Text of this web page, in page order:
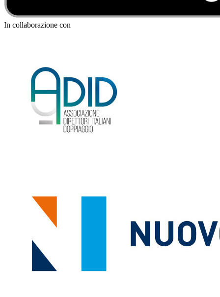
In collaborazione con